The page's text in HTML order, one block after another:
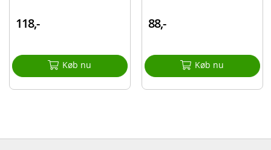
118,-
Køb nu
88,-
Køb nu